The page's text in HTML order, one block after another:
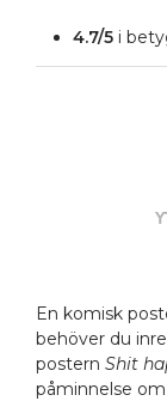
4.7/5i
En komisk
behöver du
postern Shit
påminnelse